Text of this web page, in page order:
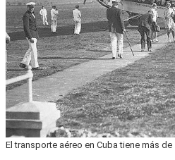
El transporte aéreo en Cuba tiene más de